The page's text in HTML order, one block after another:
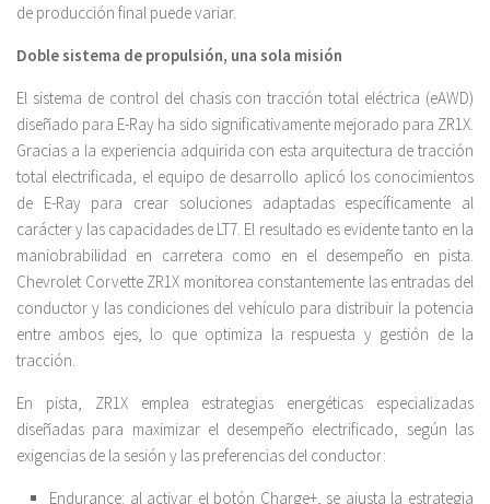
de producción final puede variar.
Doble sistema de propulsión, una sola misión
El sistema de control del chasis con tracción total eléctrica (eAWD)
diseñado para E-Ray ha sido significativamente mejorado para ZR1X.
Gracias a la experiencia adquirida con esta arquitectura de tracción
total electrificada, el equipo de desarrollo aplicó los conocimientos
de E-Ray para crear soluciones adaptadas específicamente al
carácter y las capacidades de LT7. El resultado es evidente tanto en la
maniobrabilidad en carretera como en el desempeño en pista.
Chevrolet Corvette ZR1X monitorea constantemente las entradas del
conductor y las condiciones del vehículo para distribuir la potencia
entre ambos ejes, lo que optimiza la respuesta y gestión de la
tracción.
En pista, ZR1X emplea estrategias energéticas especializadas
diseñadas para maximizar el desempeño electrificado, según las
exigencias de la sesión y las preferencias del conductor:
Endurance: al activar el botón Charge+, se ajusta la estrategia